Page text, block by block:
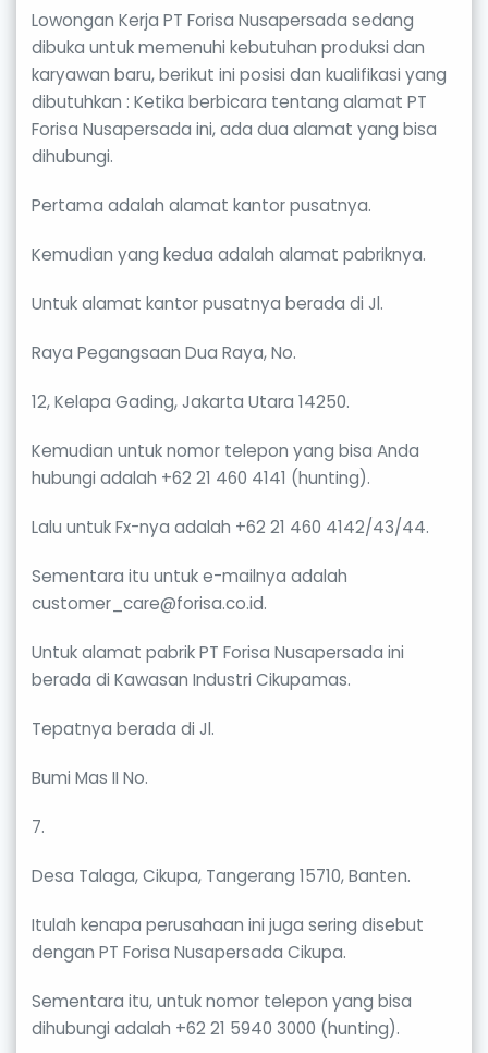
Lowongan Kerja PT Forisa Nusapersada sedang
dibuka untuk memenuhi kebutuhan produksi dan
karyawan baru, berikut ini posisi dan kualifikasi yang
dibutuhkan : Ketika berbicara tentang alamat PT
Forisa Nusapersada ini, ada dua alamat yang bisa
dihubungi.
Pertama adalah alamat kantor pusatnya.
Kemudian yang kedua adalah alamat pabriknya.
Untuk alamat kantor pusatnya berada di Jl.
Raya Pegangsaan Dua Raya, No.
12, Kelapa Gading, Jakarta Utara 14250.
Kemudian untuk nomor telepon yang bisa Anda
hubungi adalah +62 21 460 4141 (hunting).
Lalu untuk Fx-nya adalah +62 21 460 4142/43/44.
Sementara itu untuk e-mailnya adalah
customer_care@forisa.co.id.
Untuk alamat pabrik PT Forisa Nusapersada ini
berada di Kawasan Industri Cikupamas.
Tepatnya berada di Jl.
Bumi Mas II No.
7.
Desa Talaga, Cikupa, Tangerang 15710, Banten.
Itulah kenapa perusahaan ini juga sering disebut
dengan PT Forisa Nusapersada Cikupa.
Sementara itu, untuk nomor telepon yang bisa
dihubungi adalah +62 21 5940 3000 (hunting).